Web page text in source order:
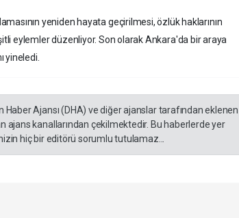
yeniden hayata geçirilmesi, özlük haklarının
eylemler düzenliyor. Son olarak Ankara'da bir araya
yineledi.
Ajansı (DHA) ve diğer ajanslar tarafından eklenen
kanallarından çekilmektedir. Bu haberlerde yer
hiç bir editörü sorumlu tutulamaz...